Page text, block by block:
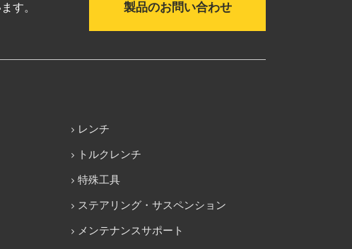
す。 製品のお問い合わせ
レンチ
トルクレンチ
特殊工具
ステアリング・サスペンション
メンテナンスサポート